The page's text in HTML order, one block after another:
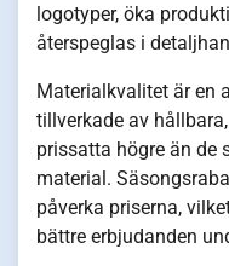
logotyper, öka
återspeglas i
Materialkvalitet är en
tillverkade av
prissatta högre än de
material.
påverka priserna,
bättre erbjudanden